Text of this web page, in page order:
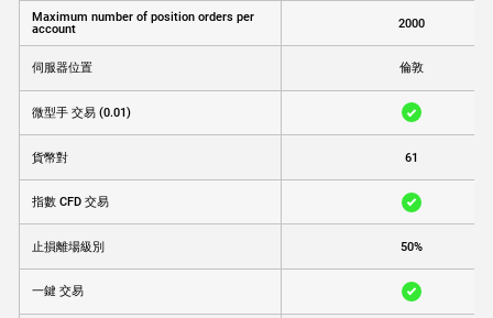
Maximum number of position orders per
account
伺服器位置
微型手 交易 (0.01)
貨幣對
指數 CFD 交易
止損離場級別
一鍵 交易
2000
倫敦
61
50%